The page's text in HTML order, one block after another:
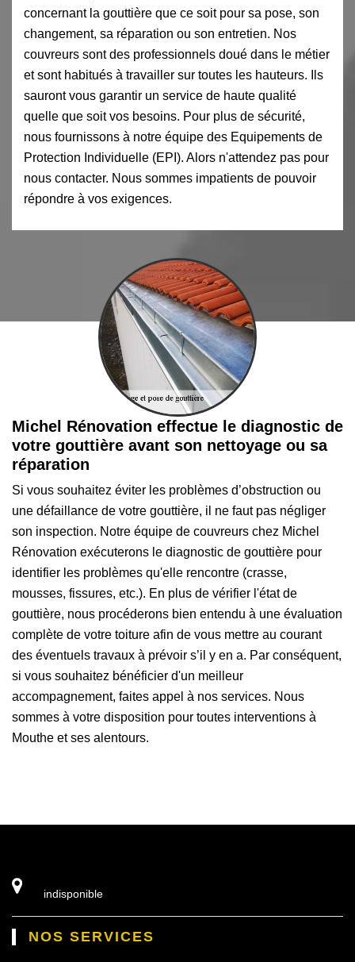
concernant la gouttière que ce soit pour sa pose, son
changement, sa réparation ou son entretien. Nos
couvreurs sont des professionnels doué dans le métier
et sont habitués à travailler sur toutes les hauteurs. Ils
sauront vous garantir un service de haute qualité
quelle que soit vos besoins. Pour plus de sécurité,
nous fournissons à notre équipe des Equipements de
Protection Individuelle (EPI). Alors n'attendez pas pour
nous contacter. Nous sommes impatients de pouvoir
répondre à vos exigences.
Michel Rénovation effectue le diagnostic de
votre gouttière avant son nettoyage ou sa
réparation
Si vous souhaitez éviter les problèmes d’obstruction ou
une défaillance de votre gouttière, il ne faut pas négliger
son inspection. Notre équipe de couvreurs chez Michel
Rénovation exécuterons le diagnostic de gouttière pour
identifier les problèmes qu'elle rencontre (crasse,
mousses, fissures, etc.). En plus de vérifier l'état de
gouttière, nous procéderons bien entendu à une évaluation
complète de votre toiture afin de vous mettre au courant
des éventuels travaux à prévoir s’il y en a. Par conséquent,
si vous souhaitez bénéficier d'un meilleur
accompagnement, faites appel à nos services. Nous
sommes à votre disposition pour toutes interventions à
Mouthe et ses alentours.
indisponible
NOS SERVICES